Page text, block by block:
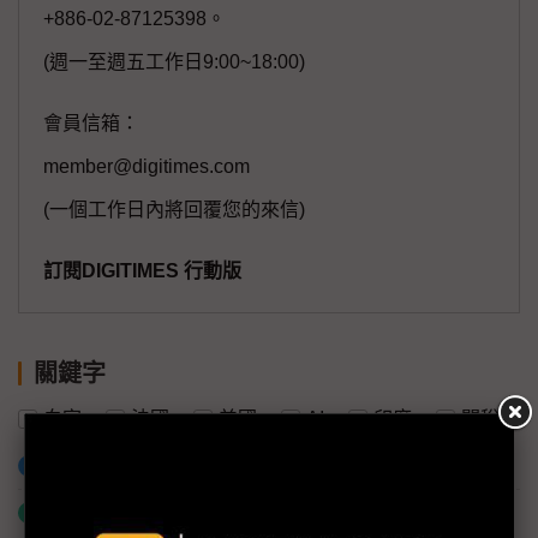
+886-02-87125398。
(週一至週五工作日9:00~18:00)
會員信箱：
member@digitimes.com
(一個工作日內將回覆您的來信)
訂閱DIGITIMES 行動版
關鍵字
白宮 法國 美國 AI 印度 關稅